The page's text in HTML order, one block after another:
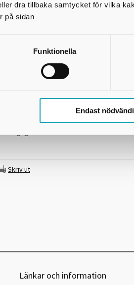
dra tillbaka samtycket för vilka
på sidan
Funktionella
Endast
Barn- och
YRKESPROGRAM
Är du intresserad av människor och tycker
förutsättningar.
• Fritid och hälsa
Skriv ut
Länkar och information